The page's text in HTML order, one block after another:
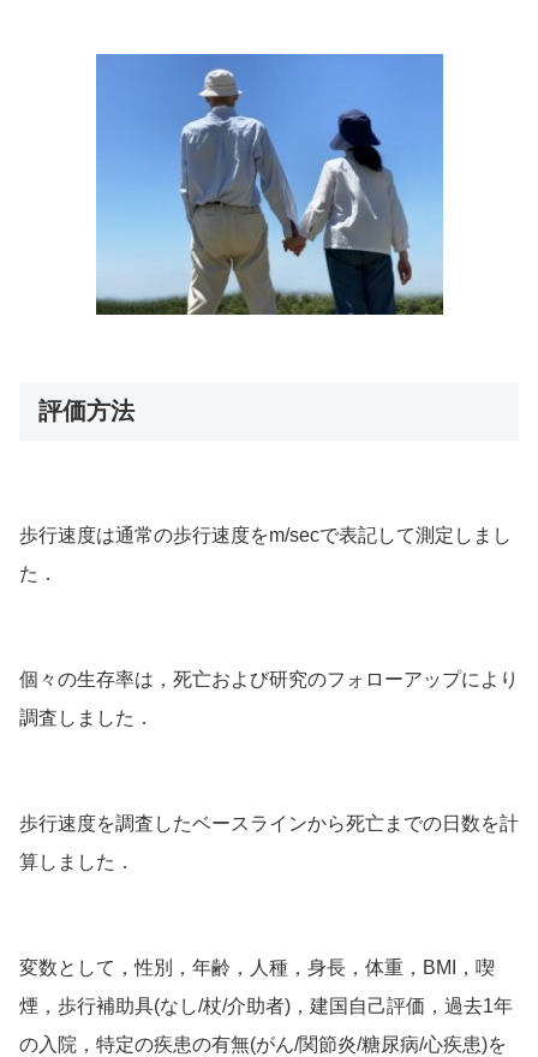
評価方法
歩行速度は通常の歩行速度をm/secで表記して測定しまし
た．
個々の生存率は，死亡および研究のフォローアップにより
調査しました．
歩行速度を調査したベースラインから死亡までの日数を計
算しました．
変数として，性別，年齢，人種，身長，体重，BMI，喫
煙，歩行補助具(なし/杖/介助者)，建国自己評価，過去1年
の入院，特定の疾患の有無(がん/関節炎/糖尿病/心疾患)を